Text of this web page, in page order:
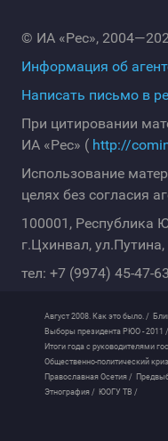
© ИА «Рес»,
Информация об
Написать письмо в
При цитировании
ИА «Рес» ( http://
Использование
целях без согласия
100001, Республика
г.Цхинвал,
тел: +7 (9974) 45-47-
Август 2008. Как это было. /
Выборы президента РЮО - 2011 /
Итоги года с руководителями
Общественно-политический
Православная Осетия /
Этнография / ЮОГУ ТВ /